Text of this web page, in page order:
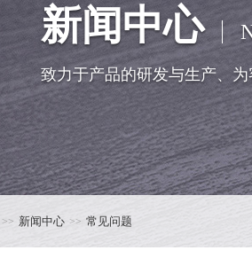
新闻中心
致力于产品的研发与生产、
新闻中心 常见问题